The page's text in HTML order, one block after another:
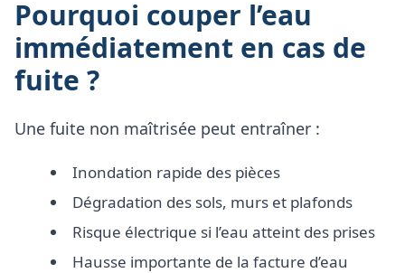
Pourquoi couper l’eau
immédiatement en cas de
fuite ?
Une fuite non maîtrisée peut entraîner :
Inondation rapide des pièces
Dégradation des sols, murs et plafonds
Risque électrique si l’eau atteint des prises
Hausse importante de la facture d’eau